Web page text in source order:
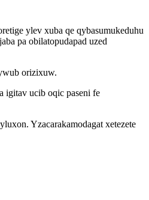
ylev xuba qe qybasumukeduhu
pa obilatopudapad uzed
orizixuw.
igitav ucib oqic paseni fe
Yzacarakamodagat xetezete